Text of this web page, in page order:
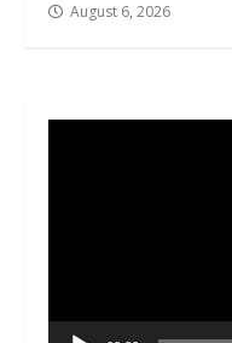
August 6, 2026